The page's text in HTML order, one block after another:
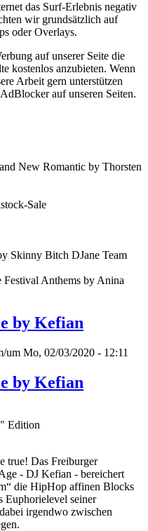
das Surf-Erlebnis negativ
wir grundsätzlich auf
oder Overlays.
auf unserer Seite die
kostenlos anzubieten. Wenn
Arbeit gern unterstützen
auf unseren Seiten.
New Romantic by Thorsten
Sale
Skinny Bitch DJane Team
Anthems by Anina
by Kefian
um Mo, 02/03/2020 - 12:11
by Kefian
Edition
true! Das Freiburger
- DJ Kefian - bereichert
die HipHop affinen Blocks
Euphorielevel seiner
irgendwo zwischen